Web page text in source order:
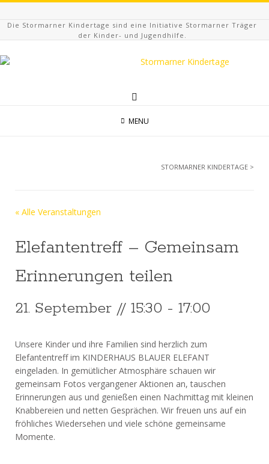
Die Stormarner Kindertage sind eine Initiative Stormarner Träger
der Kinder- und Jugendhilfe.
MENU
STORMARNER KINDERTAGE >
« Alle Veranstaltungen
Elefantentreff – Gemeinsam
Erinnerungen teilen
21. September // 15:30 - 17:00
Unsere Kinder und ihre Familien sind herzlich zum
Elefantentreff im KINDERHAUS BLAUER ELEFANT
eingeladen. In gemütlicher Atmosphäre schauen wir
gemeinsam Fotos vergangener Aktionen an, tauschen
Erinnerungen aus und genießen einen Nachmittag mit kleinen
Knabbereien und netten Gesprächen. Wir freuen uns auf ein
fröhliches Wiedersehen und viele schöne gemeinsame
Momente.